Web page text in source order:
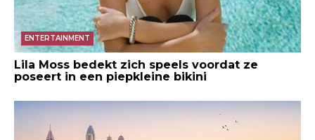
ENTERTAINMENT
Lila Moss bedekt zich speels voordat ze
poseert in een piepkleine bikini